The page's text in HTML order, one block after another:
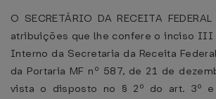
O SECRETÁRIO DA RECEITA
atribuições que lhe confere o inciso III
Interno da Secretaria da Receita
da Portaria MF nº 587, de 21 de
vista o disposto no § 2º do art. 3º